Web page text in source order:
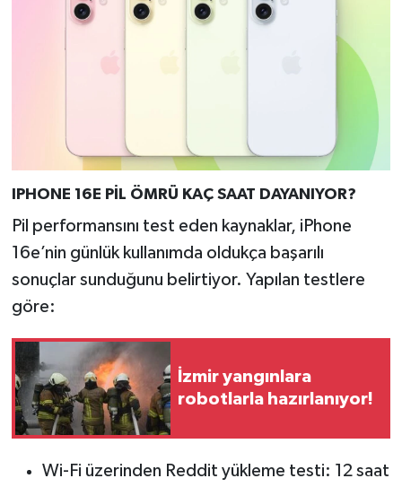
IPHONE 16E PİL ÖMRÜ KAÇ SAAT DAYANIYOR?
Pil performansını test eden kaynaklar, iPhone
16e’nin günlük kullanımda oldukça başarılı
sonuçlar sunduğunu belirtiyor. Yapılan testlere
göre:
İzmir yangınlara
robotlarla hazırlanıyor!
Wi-Fi üzerinden Reddit yükleme testi: 12 saat